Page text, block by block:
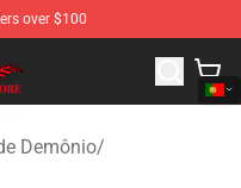
over $100
Kimetsu no Yaiba
Demônio/